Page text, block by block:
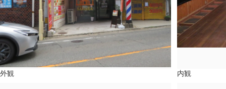
外観 内観